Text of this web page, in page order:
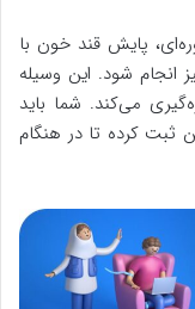
پایش قند خون با
انجام شود. این وسیله
می‌کند. شما باید
ثبت کرده تا در هنگام